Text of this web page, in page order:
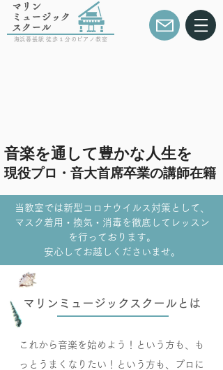
マリン
ミュージック
スクール
海浜幕張駅 徒歩１分のピアノ教室
これから音楽を始めよう！という方も、も
っとうまくなりたい！という方も、プロに
​マリンミュージックスクールとは
当教室では新型コロナウイルス対策として、
マスク着用・換気・消毒を徹底してレッスン
を行っております。
​安心してお越しくださいませ。
音楽を通して豊かな人生を
​現役プロ・音大首席卒業の講師在籍